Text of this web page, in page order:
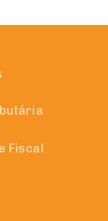
Fiscal